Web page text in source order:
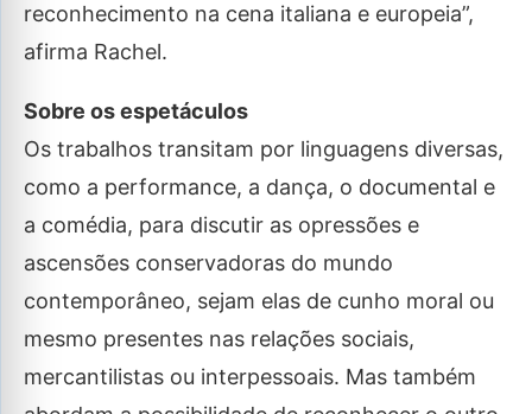
reconhecimento na cena italiana e europeia”,
afirma Rachel.
Sobre os espetáculos
Os trabalhos transitam por linguagens diversas,
como a performance, a dança, o documental e
a comédia, para discutir as opressões e
ascensões conservadoras do mundo
contemporâneo, sejam elas de cunho moral ou
mesmo presentes nas relações sociais,
mercantilistas ou interpessoais. Mas também